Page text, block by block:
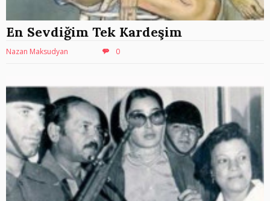
En Sevdiğim Tek Kardeşim
Nazan Maksudyan 0